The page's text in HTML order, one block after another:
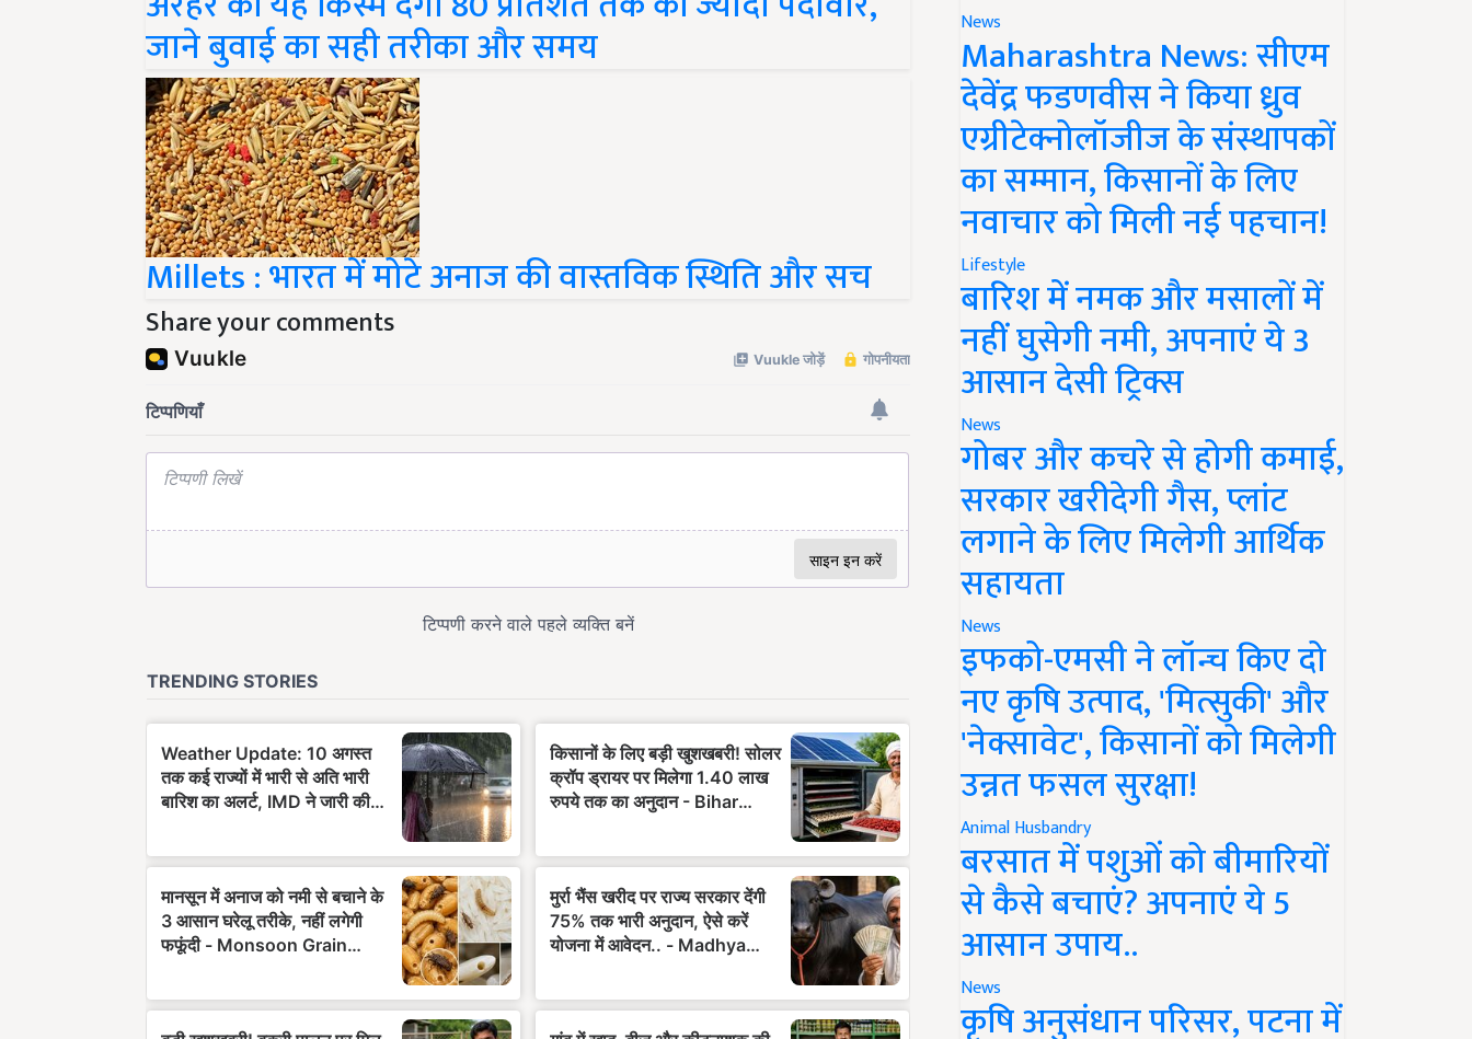
जाने बुवाई का सही तरीका और समय
Millets : भारत में मोटे अनाज की वास्तविक स्थिति और सच
Share your comments
News
Maharashtra News: सीएम
देवेंद्र फडणवीस ने किया ध्रुव
एग्रीटेक्नोलॉजीज के संस्थापकों
का सम्मान, किसानों के लिए
नवाचार को मिली नई पहचान!
Lifestyle
बारिश में नमक और मसालों में
नहीं घुसेगी नमी, अपनाएं ये 3
आसान देसी ट्रिक्स
News
गोबर और कचरे से होगी कमाई,
सरकार खरीदेगी गैस, प्लांट
लगाने के लिए मिलेगी आर्थिक
सहायता
News
इफको-एमसी ने लॉन्च किए दो
नए कृषि उत्पाद, 'मित्सुकी' और
'नेक्सावेट', किसानों को मिलेगी
उन्नत फसल सुरक्षा!
Animal Husbandry
बरसात में पशुओं को बीमारियों
से कैसे बचाएं? अपनाएं ये 5
आसान उपाय..
News
कृषि अनुसंधान परिसर, पटना में